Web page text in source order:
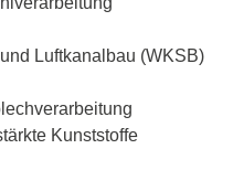
Luftkanalbau (WKSB)
Kunststoffe